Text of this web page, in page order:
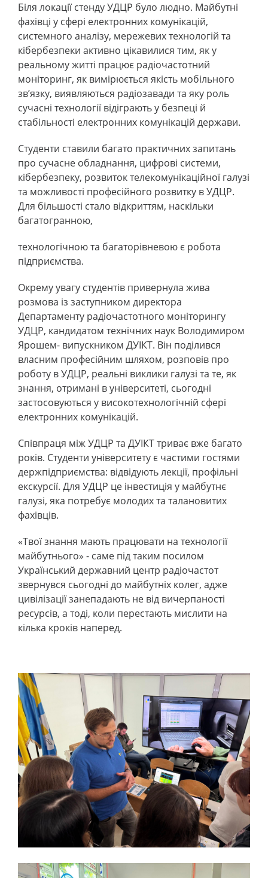
Біля локації стенду УДЦР було людно. Майбутні
фахівці у сфері електронних комунікацій,
системного аналізу, мережевих технологій та
кібербезпеки активно цікавилися тим, як у
реальному житті працює радіочастотний
моніторинг, як вимірюється якість мобільного
зв’язку, виявляються радіозавади та яку роль
сучасні технології відіграють у безпеці й
стабільності електронних комунікацій держави.
Студенти ставили багато практичних запитань
про сучасне обладнання, цифрові системи,
кібербезпеку, розвиток телекомунікаційної галузі
та можливості професійного розвитку в УДЦР.
Для більшості стало відкриттям, наскільки
багатогранною,
технологічною та багаторівневою є робота
підприємства.
Окрему увагу студентів привернула жива
розмова із заступником директора
Департаменту радіочастотного моніторингу
УДЦР, кандидатом технічних наук Володимиром
Ярошем- випускником ДУІКТ. Він поділився
власним професійним шляхом, розповів про
роботу в УДЦР, реальні виклики галузі та те, як
знання, отримані в університеті, сьогодні
застосовуються у високотехнологічній сфері
електронних комунікацій.
Співпраця між УДЦР та ДУІКТ триває вже багато
років. Студенти університету є частими гостями
держпідприємства: відвідують лекції, профільні
екскурсії. Для УДЦР це інвестиція у майбутнє
галузі, яка потребує молодих та талановитих
фахівців.
«Твої знання мають працювати на технології
майбутнього» - саме під таким посилом
Український державний центр радіочастот
звернувся сьогодні до майбутніх колег, адже
цивілізації занепадають не від вичерпаності
ресурсів, а тоді, коли перестають мислити на
кілька кроків наперед.